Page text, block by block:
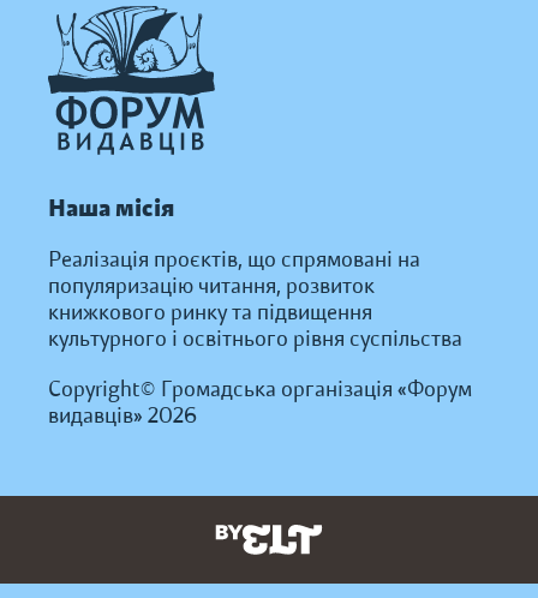
Наша місія
Реалізація проєктів, що спрямовані на
популяризацію читання, розвиток
книжкового ринку та підвищення
культурного і освітнього рівня суспільства
Copyright© Громадська організація «Форум
видавців» 2026